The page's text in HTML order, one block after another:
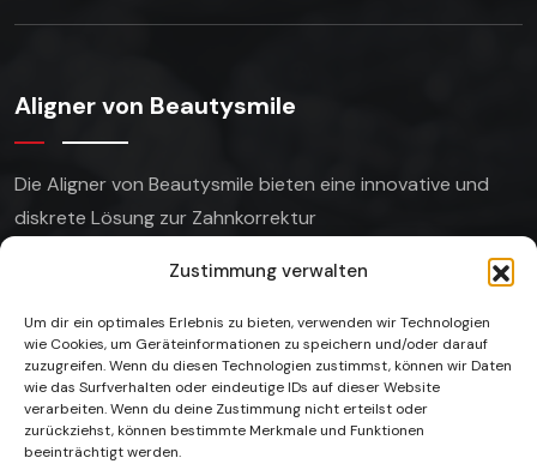
Zustimmung verwalten
Um dir ein optimales Erlebnis zu bieten, verwenden wir Technologien
wie Cookies, um Geräteinformationen zu speichern und/oder darauf
zuzugreifen. Wenn du diesen Technologien zustimmst, können wir Daten
wie das Surfverhalten oder eindeutige IDs auf dieser Website
verarbeiten. Wenn du deine Zustimmung nicht erteilst oder
zurückziehst, können bestimmte Merkmale und Funktionen
beeinträchtigt werden.
Aligner von Beautysmile
Die Aligner von Beautysmile bieten eine innovative und
diskrete Lösung zur Zahnkorrektur
Unsere Gallerie